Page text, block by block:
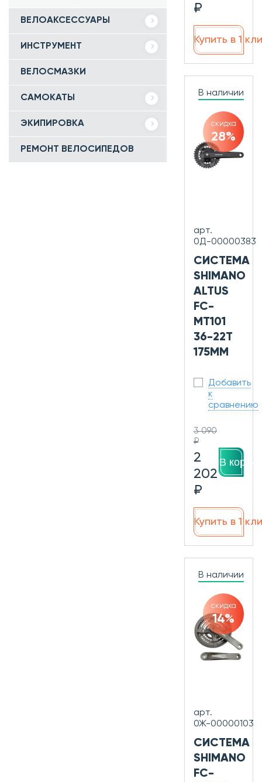
ВЕЛОАКСЕССУАРЫ
ИНСТРУМЕНТ
ВЕЛОСМАЗКИ
САМОКАТЫ
ЭКИПИРОВКА
РЕМОНТ ВЕЛОСИПЕДОВ
₽
Купить в 1
В наличии
скидка
28%
арт.
0Д-00000383
СИСТЕМА
SHIMANO
ALTUS
FC-
MT101
36-22T
175ММ
Добавить
к
сравнению
3 090
₽
2
202
₽
В
Купить в 1
В наличии
скидка
14%
арт.
0Ж-00000103
СИСТЕМА
SHIMANO
FC-